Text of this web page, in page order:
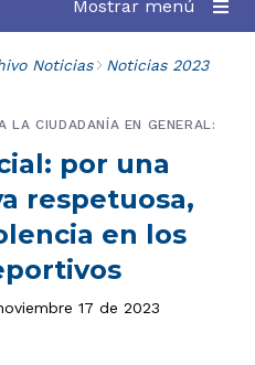
Mostrar menú
Noticias Noticias 2023
por una
respetuosa,
en los
LA CIUDADANÍA EN GENERAL:
17 de 2023